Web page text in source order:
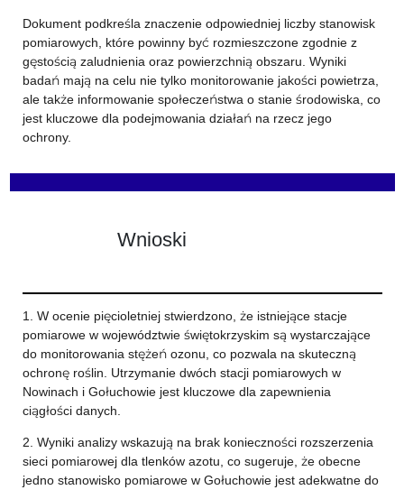
Dokument podkreśla znaczenie odpowiedniej liczby stanowisk
pomiarowych, które powinny być rozmieszczone zgodnie z
gęstością zaludnienia oraz powierzchnią obszaru. Wyniki
badań mają na celu nie tylko monitorowanie jakości powietrza,
ale także informowanie społeczeństwa o stanie środowiska, co
jest kluczowe dla podejmowania działań na rzecz jego
ochrony.
Wnioski
1. W ocenie pięcioletniej stwierdzono, że istniejące stacje
pomiarowe w województwie świętokrzyskim są wystarczające
do monitorowania stężeń ozonu, co pozwala na skuteczną
ochronę roślin. Utrzymanie dwóch stacji pomiarowych w
Nowinach i Gołuchowie jest kluczowe dla zapewnienia
ciągłości danych.
2. Wyniki analizy wskazują na brak konieczności rozszerzenia
sieci pomiarowej dla tlenków azotu, co sugeruje, że obecne
jedno stanowisko pomiarowe w Gołuchowie jest adekwatne do